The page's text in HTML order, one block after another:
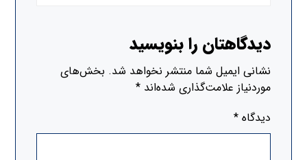
دیدگاهتان را بنویسید
نشانی ایمیل شما منتشر نخواهد شد. بخش‌های
موردنیاز علامت‌گذاری شده‌اند*
دیدگاه*